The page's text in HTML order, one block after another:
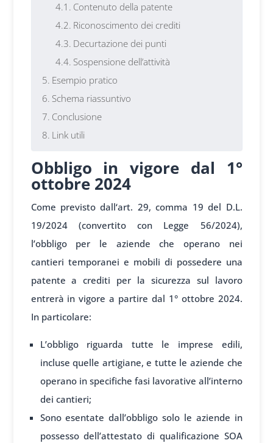
Contenuto della patente
Riconoscimento dei crediti
Decurtazione dei punti
Sospensione dell’attività
Esempio pratico
Schema riassuntivo
Conclusione
Link utili
Obbligo in vigore dal 1°
ottobre 2024
Come previsto dall‘art. 29, comma 19 del D.L.
19/2024(convertito con Legge 56/2024),
l’obbligo per le aziende che operano nei
cantieri temporanei e mobili di possedere una
patente a crediti per la sicurezza sul lavoro
entrerà in vigore a partire dal 1° ottobre 2024.
In particolare:
L’obbligo riguarda tutte le imprese edili,
incluse quelle artigiane, e tutte le aziende che
operano in specifiche fasi lavorative all’interno
dei cantieri;
Sono esentate dall’obbligo solo le aziende in
possesso dell’attestato di qualificazione SOA